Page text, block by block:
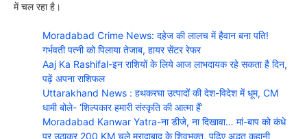
में चल रहा है।
Moradabad Crime News: दहेज की लालच में हैवान बना पति!
गर्भवती पत्नी को पिलाया तेजाब, हायर सेंटर रेफर
Aaj Ka Rashifal-इन राशियों के लिये आज लाभदायक रहे सकता है दिन,
पढ़ें अपना राशिफल
Uttarakhand News : हथकरघा उत्पादों की देश-विदेश में धूम, CM
धामी बोले- ‘शिल्पकार हमारी संस्कृति की आत्मा हैं’
Moradabad Kanwar Yatra-ना डीजे, ना दिखावा… मां-बाप को कंधे
पर उठाकर 200 KM चले मुरादाबाद के शिवभक्त, पढ़िए अद्भुत कहानी